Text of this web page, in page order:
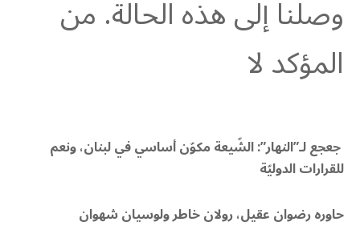
وصلنا إلى هذه الحالة. من
المؤكد لا
جعجع لـ”النهار”: الشّيعة مكوّن أساسي في لبنان، ونعم
للقرارات الدوليّة
حاوره رضوان عقيل، رولان خاطر ولوسيان شهوان